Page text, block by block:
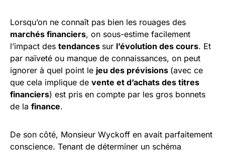
Lorsqu’on ne connaît pas bien les rouages des
marchés financiers, on sous-estime facilement
l’impact des tendances sur l’évolution des cours. Et
par naïveté ou manque de connaissances, on peut
ignorer à quel point le jeu des prévisions (avec ce
que cela implique de vente et d’achats des titres
financiers) est pris en compte par les gros bonnets
de la finance.
De son côté, Monsieur Wyckoff en avait parfaitement
conscience. Tenant de déterminer un schéma